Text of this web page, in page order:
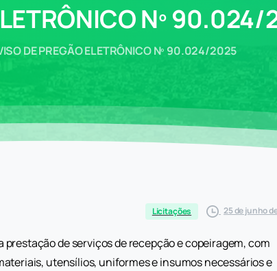
Nº90.024/
DE PREGÃO ELETRÔNICO Nº 90.024/2025
Licitações 25 de junho
de serviços de recepção e copeiragem, com
utensílios, uniformes e insumos necessários e